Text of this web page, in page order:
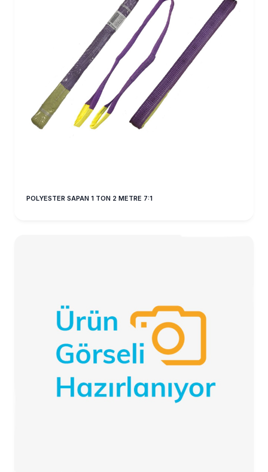
POLYESTER SAPAN 1 TON 2 METRE 7:1